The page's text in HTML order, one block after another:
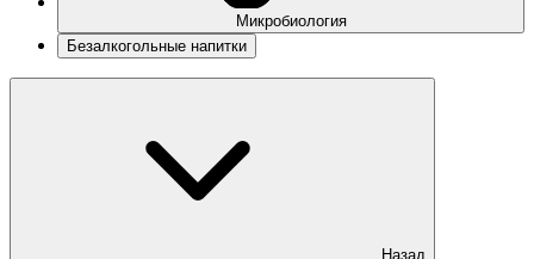
Микробиология
Безалкогольные напитки
Назад